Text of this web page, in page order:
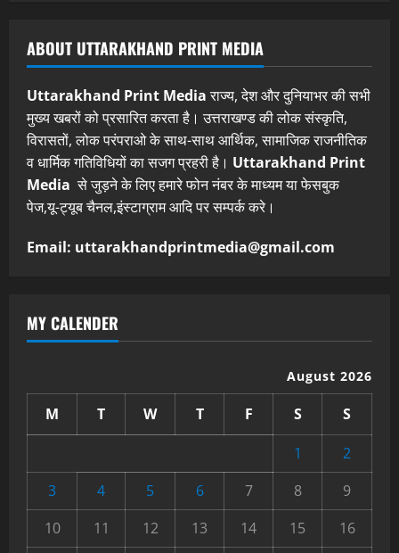
ABOUT UTTARAKHAND PRINT MEDIA
Uttarakhand Print Mediaराज्य, देश और दुनियाभर की सभी
मुख्य खबरों को प्रसारित करता है। उत्तराखण्ड की लोक संस्कृति,
विरासतों, लोक परंपराओ के साथ-साथ आर्थिक, सामाजिक राजनीतिक
व धार्मिक गतिविधियों का सजग प्रहरी है। Uttarakhand Print
Media से जुड़ने के लिए हमारे फोन नंबर के माध्यम या फेसबुक
पेज,यू-ट्यूब चैनल,इंस्टाग्राम आदि पर सम्पर्क करे।
Email: uttarakhandprintmedia@gmail.com
MY CALENDER
August 2026
M T W T F S
S
1
2
3
4 5 6 7 8
9
10
11 12 13 14 15 16